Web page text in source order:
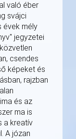
való éber
svájci
évek mély
jegyzetei
csendes
képeket és
rajzban
és az
ma is
a kreatív
A józan